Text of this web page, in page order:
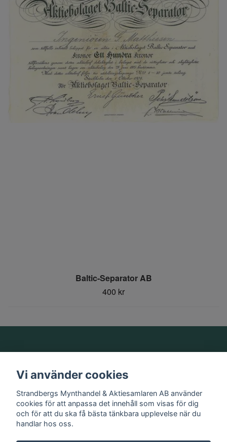
Baltic-Separator AB
400 kr
Information
Sociala medier
Vi använder cookies
Strandbergs Mynthandel & Aktiesamlaren AB använder
cookies för att anpassa det innehåll som visas för dig
och för att du ska få bästa tänkbara upplevelse när du
handlar hos oss.